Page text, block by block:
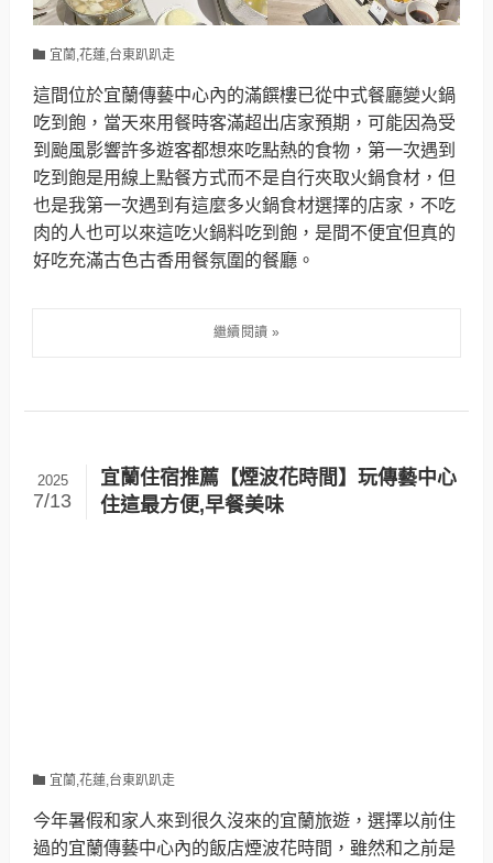
宜蘭,花蓮,台東趴趴走
這間位於宜蘭傳藝中心內的滿饌樓已從中式餐廳變火鍋
吃到飽，當天來用餐時客滿超出店家預期，可能因為受
到颱風影響許多遊客都想來吃點熱的食物，第一次遇到
吃到飽是用線上點餐方式而不是自行夾取火鍋食材，但
也是我第一次遇到有這麼多火鍋食材選擇的店家，不吃
肉的人也可以來這吃火鍋料吃到飽，是間不便宜但真的
好吃充滿古色古香用餐氛圍的餐廳。
宜蘭住宿推薦【煙波花時間】玩傳藝中心
住這最方便,早餐美味
2025
7/13
宜蘭,花蓮,台東趴趴走
今年暑假和家人來到很久沒來的宜蘭旅遊，選擇以前住
過的宜蘭傳藝中心內的飯店煙波花時間，雖然和之前是